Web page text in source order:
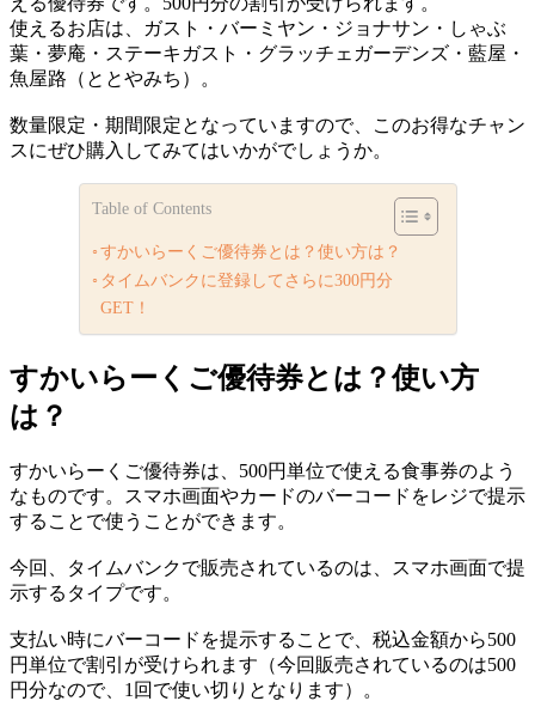
使えるお店は、ガスト・バーミヤン・ジョナサン・しゃぶ
葉・夢庵・ステーキガスト・グラッチェガーデンズ・藍屋・
魚屋路（ととやみち）。
数量限定・期間限定となっていますので、このお得なチャン
スにぜひ購入してみてはいかがでしょうか。
Table of Contents
すかいらーくご優待券とは？使い方は？
タイムバンクに登録してさらに300円分
GET！
すかいらーくご優待券とは？使い方
は？
すかいらーくご優待券は、500円単位で使える食事券のよう
なものです。スマホ画面やカードのバーコードをレジで提示
することで使うことができます。
今回、タイムバンクで販売されているのは、スマホ画面で提
示するタイプです。
支払い時にバーコードを提示することで、税込金額から500
円単位で割引が受けられます（今回販売されているのは500
円分なので、1回で使い切りとなります）。